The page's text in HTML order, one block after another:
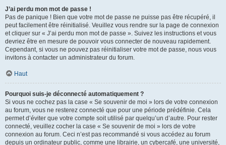
J’ai perdu mon mot de passe !
Pas de panique ! Bien que votre mot de passe ne puisse pas être récupéré, il
peut facilement être réinitialisé. Veuillez vous rendre sur la page de connexion
et cliquer sur « J’ai perdu mon mot de passe ». Suivez les instructions et vous
devriez être en mesure de pouvoir vous connecter de nouveau rapidement.
Cependant, si vous ne pouvez pas réinitialiser votre mot de passe, nous vous
invitons à contacter un administrateur du forum.
Haut
Pourquoi suis-je déconnecté automatiquement ?
Si vous ne cochez pas la case « Se souvenir de moi » lors de votre connexion
au forum, vous ne resterez connecté que pour une période prédéfinie. Cela
permet d’éviter que votre compte soit utilisé par quelqu’un d’autre. Pour rester
connecté, veuillez cocher la case « Se souvenir de moi » lors de votre
connexion au forum. Ceci n’est pas recommandé si vous accédez au forum
depuis un ordinateur public, comme une librairie, un cybercafé, une université,